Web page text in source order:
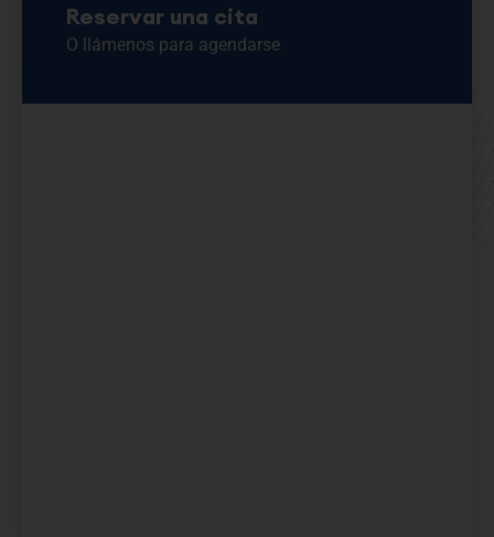
Reservar una cita
O llámenos para agendarse